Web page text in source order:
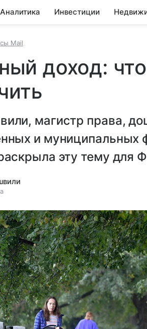
Аналитика Инвестиции
Mail
доход:
магистр права,
и муниципальных
эту тему для